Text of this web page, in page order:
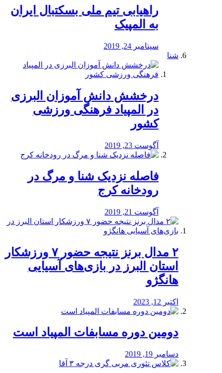
راهیابی تیم ملی بسکتبال ایران
به المپیک
سپتامبر 24, 2019
شنا
درخشش دانش آموزان البرزی
در المپیاد فرهنگی ورزشی
کشور
آگوست 23, 2019
️فاصله نزدیک شنا و مرگ در
رودخانه کرج
آگوست 21, 2019
۲ مدال برنز نتیجه حضور ۷ ورزشکار
استان البرز در بازی‌های آسیایی
هانگژو
اکتبر 12, 2023
دومین دوره مسابفات المپیاد است
دسامبر 19, 2019